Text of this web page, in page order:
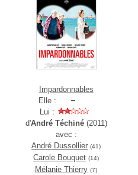
Impardonnables
Elle :
Lui :
d'André Téchiné(2011)
avec :
André Dussollier (41)
Carole Bouquet (14)
Mélanie Thierry (7)